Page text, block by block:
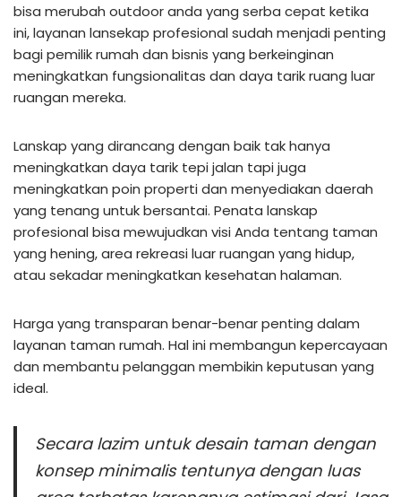
bisa merubah outdoor anda yang serba cepat ketika
ini, layanan lansekap profesional sudah menjadi penting
bagi pemilik rumah dan bisnis yang berkeinginan
meningkatkan fungsionalitas dan daya tarik ruang luar
ruangan mereka.
Lanskap yang dirancang dengan baik tak hanya
meningkatkan daya tarik tepi jalan tapi juga
meningkatkan poin properti dan menyediakan daerah
yang tenang untuk bersantai. Penata lanskap
profesional bisa mewujudkan visi Anda tentang taman
yang hening, area rekreasi luar ruangan yang hidup,
atau sekadar meningkatkan kesehatan halaman.
Harga yang transparan benar-benar penting dalam
layanan taman rumah. Hal ini membangun kepercayaan
dan membantu pelanggan membikin keputusan yang
ideal.
Secara lazim untuk desain taman dengan
konsep minimalis tentunya dengan luas